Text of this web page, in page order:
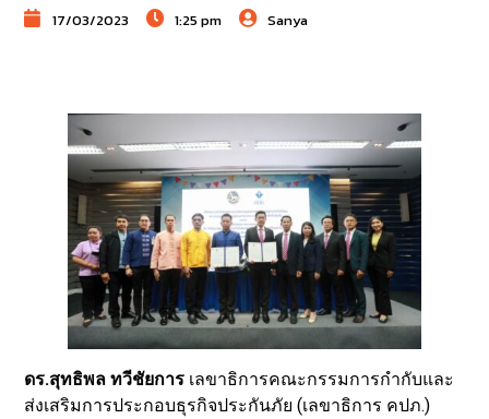
17/03/2023 1:25 pm Sanya
ดร.สุทธิพล ทวีชัยการ เลขาธิการคณะกรรมการกำกับและ
ส่งเสริมการประกอบธุรกิจประกันภัย (เลขาธิการ คปภ.)